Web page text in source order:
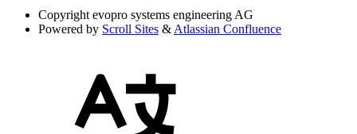
Copyright evopro systems engineering AG
Powered by Scroll Sites & Atlassian Confluence